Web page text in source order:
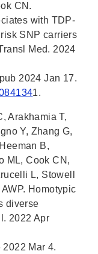
CN.
with TDP-
SNP carriers
Med. 2024
2024 Jan 17.
1.
Arakhamia T,
Y, Zhang G,
B,
ML, Cook CN,
L, Stowell
Homotypic
diverse
2022 Apr
2022 Mar 4.